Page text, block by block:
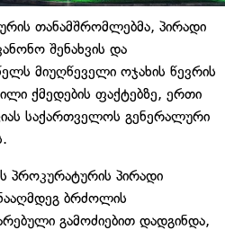
თანამშრომლებმა, პირადი
შენახვის და
მიუღწეველი ოჯახის წევრის
ქმედების ფაქტებზე, ერთი
საქართველოს გენერალური
პროკურატურის პირადი
ბრძოლის
გამოძიებით დადგინდა,